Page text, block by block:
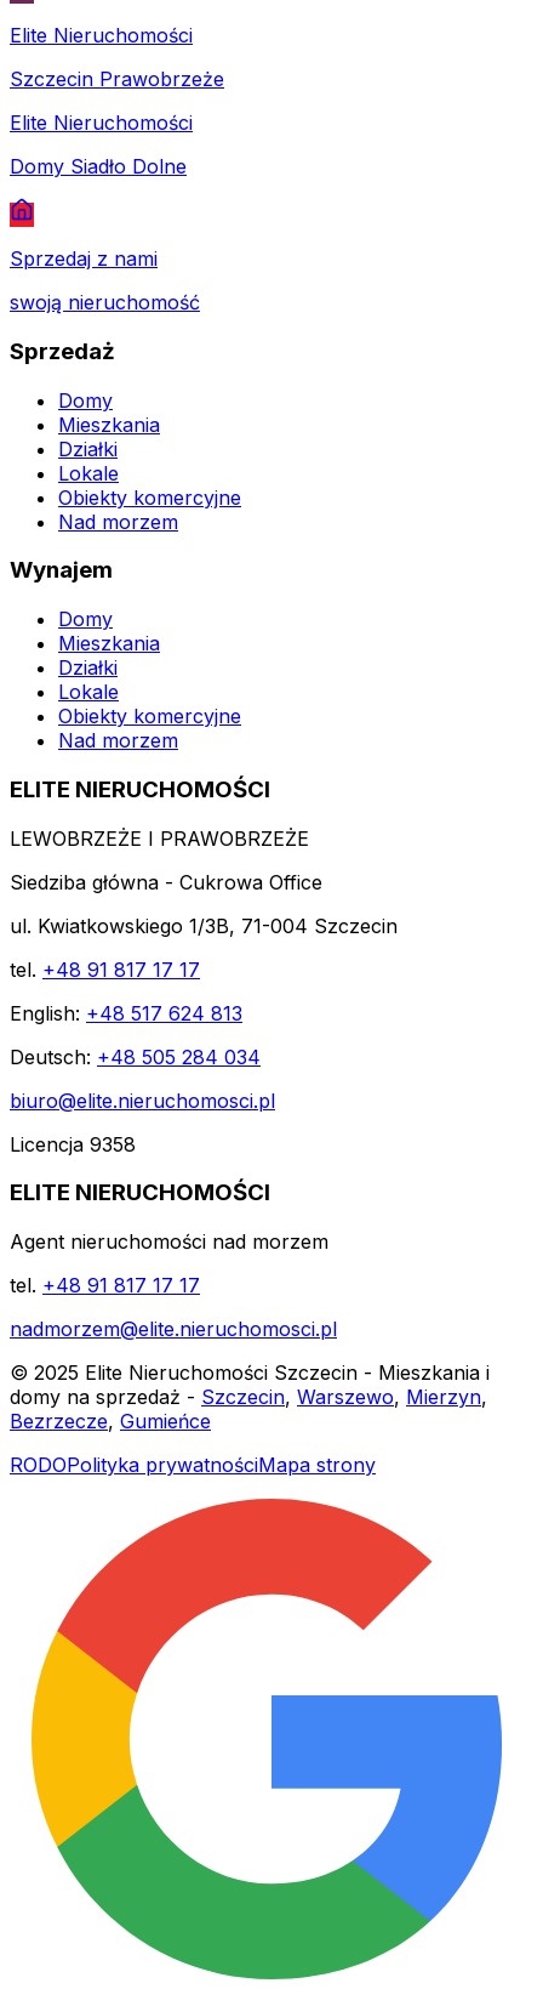
Elite Nieruchomości
Szczecin Prawobrzeże
Elite Nieruchomości
Domy Siadło Dolne
Sprzedaj z nami
swoją nieruchomość
Sprzedaż
Domy
Mieszkania
Działki
Lokale
Obiekty komercyjne
Nad morzem
Wynajem
Domy
Mieszkania
Działki
Lokale
Obiekty komercyjne
Nad morzem
ELITE NIERUCHOMOŚCI
LEWOBRZEŻE I PRAWOBRZEŻE
Siedziba główna - Cukrowa Office
ul. Kwiatkowskiego 1/3B, 71-004 Szczecin
tel. +48 91 817 17 17
English: +48 517 624 813
Deutsch: +48 505 284 034
biuro@elite.nieruchomosci.pl
Licencja 9358
ELITE NIERUCHOMOŚCI
Agent nieruchomości nad morzem
tel. +48 91 817 17 17
nadmorzem@elite.nieruchomosci.pl
© 2025 Elite Nieruchomości Szczecin - Mieszkania i
domy na sprzedaż - Szczecin, Warszewo, Mierzyn,
Bezrzecze, Gumieńce
RODOPolityka prywatnościMapa strony